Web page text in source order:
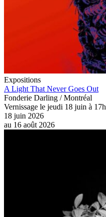
Expositions
A Light That Never Goes Out
Fonderie Darling / Montréal
Vernissage le jeudi 18 juin à 17h
18 juin 2026
au 16 août 2026